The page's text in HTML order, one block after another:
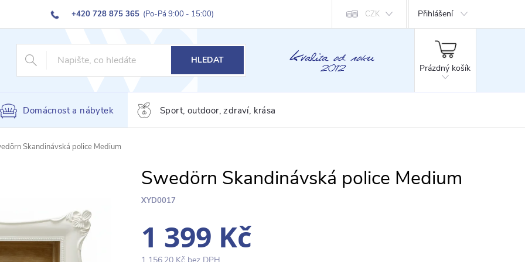
+420 728 875 365 (Po-Pá 9:00 - 15:00) CZK Přihlášení
HLEDAT
NÁKUPNÍ
Prázdný košík
Domácnost a nábytek Sport, outdoor, zdraví, krása
Skandinávská police Medium
Swedörn Skandinávská police Medium
XYD0017
1 399 Kč